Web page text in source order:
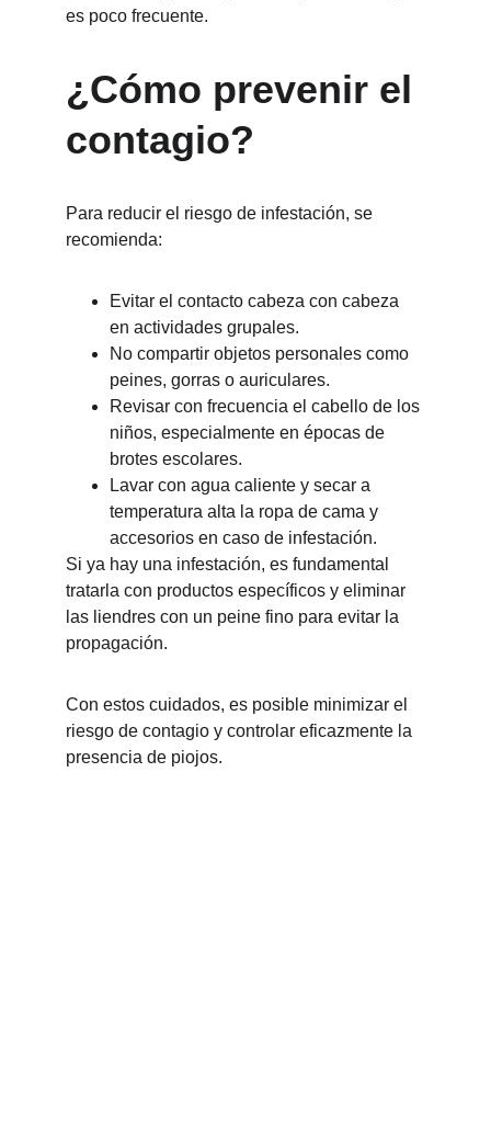
es poco frecuente.
¿Cómo prevenir el
contagio?
Para reducir el riesgo de infestación, se
recomienda:
Evitar el contacto cabeza con cabeza
en actividades grupales.
No compartir objetos personales como
peines, gorras o auriculares.
Revisar con frecuencia el cabello de los
niños, especialmente en épocas de
brotes escolares.
Lavar con agua caliente y secar a
temperatura alta la ropa de cama y
accesorios en caso de infestación.
Si ya hay una infestación, es fundamental
tratarla con productos específicos y eliminar
las liendres con un peine fino para evitar la
propagación.
Con estos cuidados, es posible minimizar el
riesgo de contagio y controlar eficazmente la
presencia de piojos.